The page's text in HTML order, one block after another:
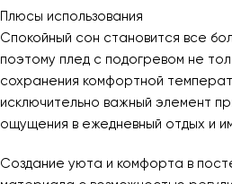
Плюсы использования
Спокойный сон становится все
поэтому плед с подогревом не
сохранения комфортной
исключительно важный элемент
ощущения в ежедневный отдых и
Создание уюта и комфорта в